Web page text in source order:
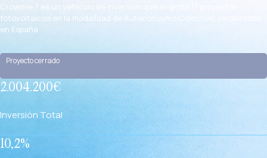
Crowmie 7 es un vehículo de inversión que engloba 17 proyectos
fotovoltaicos en la modalidad de Autoconsumo Colectivo, localizados
en España
Proyecto cerrado
2.004.200€
Inversión Total
10,2%